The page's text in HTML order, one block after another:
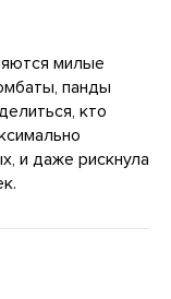
милые
панды
кто
и даже рискнула